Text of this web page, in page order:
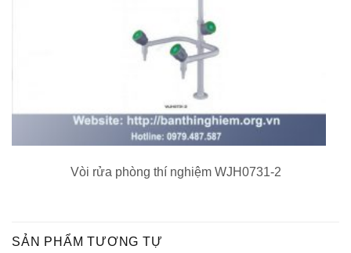
Vòi rửa phòng thí nghiệm WJH0731-2
SẢN PHẨM TƯƠNG TỰ